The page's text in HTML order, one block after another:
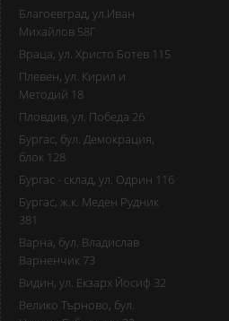
Благоевград, ул.Иван
Михайлов 58Г
Враца, ул. Христо Ботев 115
Плевен, ул. Кирил и
Методий 18
Пловдив, ул. Победа 26
Бургас, бул. Демокрация,
блок 128
Бургас - склад, ул. Одрин 116
Бургас, ж.к. Меден Рудник
381
Варна, бул. Владислав
Варненчик 73
Видин, ул. Екзарх Йосиф 32
Велико Търново, бул.